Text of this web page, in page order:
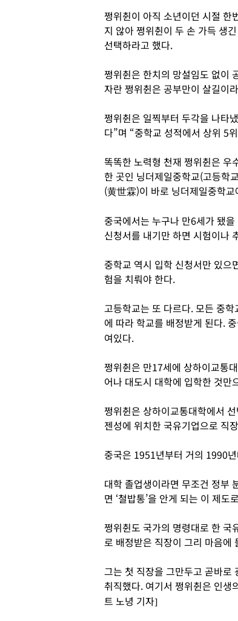
쩡위췬이 아직 소년이던 시절 한
지 않아 쩡위췬이 두 손 가득 생
선택하라고 했다.
쩡위췬은 한치의 망설임도 없이
자란 쩡위췬은 공부만이 살길이
쩡위췬은 일찍부터 두각을 나타
다”며 “중학교 성적에서 상위 5
똑똑한 노력형 천재 쩡위췬은 우
한 곳인 닝더제일중학교(고등학
(黄世霖)이 바로 닝더제일중학
중국에서는 누구나 만6세가 됐
신청서를 내기만 하면 시험이나
중학교 역시 입학 신청서만 있으
험을 치뤄야 한다.
고등학교는 또 다르다. 모든 중
에 따라 학교를 배정받게 된다.
여있다.
쩡위췬은 만17세에 상하이교통
어나 대도시 대학에 입학한 것만
쩡위췬은 상하이교통대학에서
젠성에 위치한 국유기업으로 직
중국은 1951년부터 거의 1990
대학 졸업생이라면 무조건 정부
면 ‘철밥통’을 안게 되는 이 제
쩡위췬도 국가의 명령대로 한 국
로 배정받은 직장이 그리 마음에
그는 첫 직장을 그만두고 곧바로
취직했다. 여기서 쩡위췬은 인
트 노녕 기자]